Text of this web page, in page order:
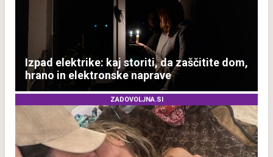
Izpad elektrike: kaj storiti, da zaščitite dom,
hrano in elektronske naprave
ZADOVOLJNA.SI